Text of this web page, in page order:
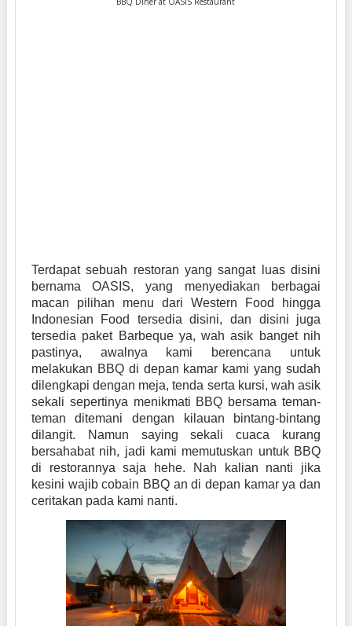
Terdapat sebuah restoran yang sangat luas disini
bernama OASIS, yang menyediakan berbagai
macan pilihan menu dari Western Food hingga
Indonesian Food tersedia disini, dan disini juga
tersedia paket Barbeque ya, wah asik banget nih
pastinya, awalnya kami berencana untuk
melakukan BBQ di depan kamar kami yang sudah
dilengkapi dengan meja, tenda serta kursi, wah asik
sekali sepertinya menikmati BBQ bersama teman-
teman ditemani dengan kilauan bintang-bintang
dilangit. Namun saying sekali cuaca kurang
bersahabat nih, jadi kami memutuskan untuk BBQ
di restorannya saja hehe. Nah kalian nanti jika
kesini wajib cobain BBQ an di depan kamar ya dan
ceritakan pada kami nanti.